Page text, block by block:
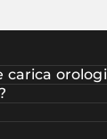
orologi